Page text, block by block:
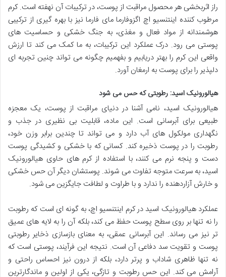
راز اثربخشی هر محصول مراقبت از پوست، در ترکیبات آن نهفته است. کرم
مرطوب کننده اینتنسیو اچ اگزوفارما مای فارما نیز با بهره گیری از ترکیبی
هوشمندانه از مواد فعال و مغذی، به جنگ خشکی و حساسیت های
پوستی می رود. درک عملکرد این ترکیبات، به ما کمک می کند تا ارزش
واقعی این کرم را بهتر دریابیم و بفهمیم چگونه می تواند چنین تجربه ای
دلپذیر را برای پوست به ارمغان آورد.
هیالورونیک اسید: رطوبتی که حس می شود
هیالورونیک اسید، نامی آشنا در دنیای مراقبت از پوست، یک معجزه
طبیعی برای آبرسانی است. این ماده، قابلیت بی نظیری در جذب و
نگهداری مولکول های آب دارد و می تواند تا چندین برابر وزن خود،
رطوبت را در پوست ذخیره کند. کسانی که با خشکی و کشیدگی پوست
دست و پنجه نرم می کنند، با استفاده از کرم های حاوی هیالورونیک
اسید، به سرعت متوجه تفاوت می شوند. پوستشان دیگر آن حس خشکی
و خارش آزاردهنده را ندارد و با طراوت و لطافت جایگزین می شود.
عملکرد هیالورونیک اسید در کرم اینتنسیو اچ، به گونه ای است که رطوبت
را نه تنها بر روی سطح پوست حفظ می کند، بلکه آن را به لایه های عمیق
تر نیز می رساند. این آبرسانی عمقی، به معنای بازسازی ذخایر رطوبتی
پوست و تقویت سد دفاعی آن است. نتیجه این فرآیند، پوستی است که
نه تنها ظاهری شاداب و پرتر دارد، بلکه از درون نیز احساس راحتی و
آرامش می کند. این حس رطوبت و تازگی، یکی از اولین و ماندگارترین